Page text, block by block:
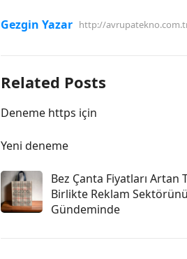
Gezgin Yazar http://
Related Posts
Deneme https için
Yeni deneme
Bez Çanta Fiyatları Artan
Birlikte Reklam
Gündeminde